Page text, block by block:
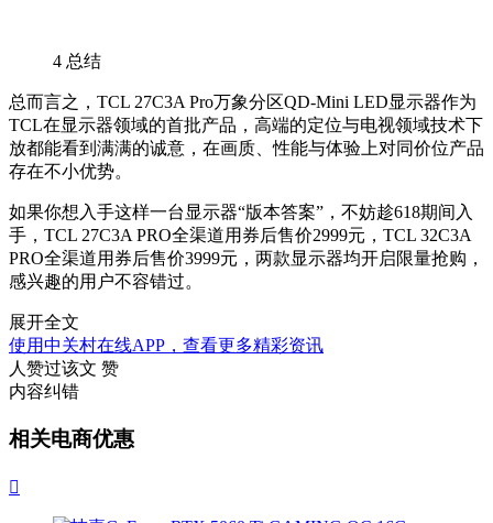
4 总结
总而言之， TCL 27C3A Pro万象分区QD-Mini LED显示器作为
TCL在显示器领域的首批产品，高端的定位与电视领域技术下
放都能看到满满的诚意，在画质、性能与体验上对同价位产品
存在不小优势。
如果你想入手这样一台显示器“版本答案” ，不妨趁618期间入
手， TCL 27C3A PRO全渠道用券后售价2999元， TCL 32C3A
PRO全渠道用券后售价3999元，两款显示器均开启限量抢购，
感兴趣的用户不容错过。
展开全文
使用中关村在线APP，查看更多精彩资讯
人赞过该文 赞
内容纠错
相关电商优惠
